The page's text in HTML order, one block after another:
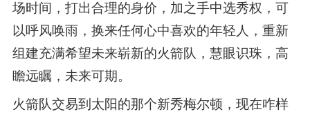
场时间，打出合理的身价，加之手中选秀权，可
以呼风唤雨，换来任何心中喜欢的年轻人，重新
组建充满希望未来崭新的火箭队，慧眼识珠，高
瞻远瞩，未来可期。
火箭队交易到太阳的那个新秀梅尔顿，现在咋样